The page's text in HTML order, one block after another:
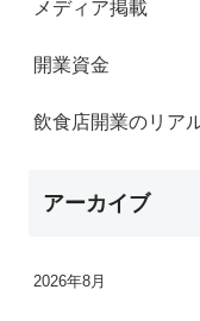
メディア掲載
開業資金
飲食店開業のリア
アーカイブ
2026年8月